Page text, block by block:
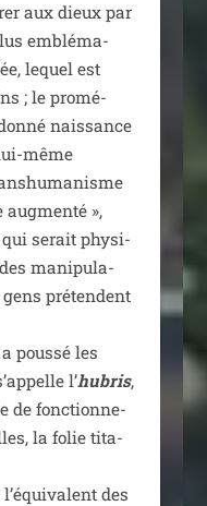
aux dieux par
emblé­ma­
lequel est
; le pro­mé­
nais­sance
même
»,
qui serait phy­si­
mani­pu­la­
pré­tendent
pous­sé les
l’hubris,
de fonc­tion­ne­
la folie tita­
des